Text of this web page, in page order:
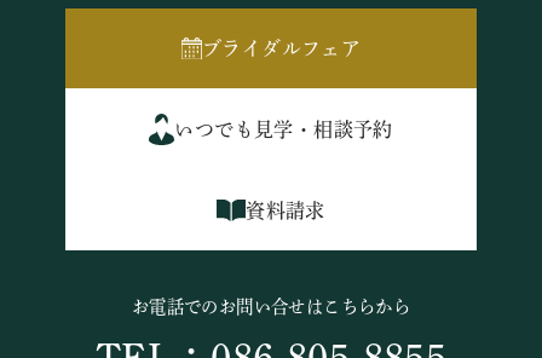
ブライダルフェア
いつでも見学・相談予約
資料請求
お電話でのお問い合せはこちらから